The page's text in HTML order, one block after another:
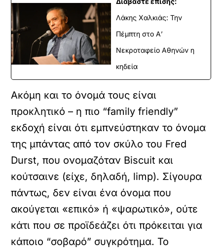
Λάκης Χαλκιάς: Την
Πέμπτη στο Α’
Νεκροταφείο Αθηνών η
κηδεία
Ακόμη και το όνομά τους είναι
προκλητικό – η πιο “family friendly”
εκδοχή είναι ότι εμπνεύστηκαν το όνομα
της μπάντας από τον σκύλο του Fred
Durst, που ονομαζόταν Biscuit και
κούτσαινε (είχε, δηλαδή, limp). Σίγουρα
πάντως, δεν είναι ένα όνομα που
ακούγεται «επικό» ή «ψαρωτικό», ούτε
κάτι που σε προϊδεάζει ότι πρόκειται για
κάποιο “σοβαρό” συγκρότημα. Το